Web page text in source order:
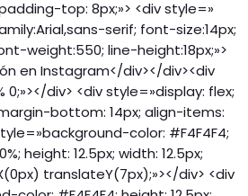
top: 8px;»> <div style=»
serif; font-size:14px;
weight:550; line-height:18px;»>
en Instagram</div></div><div
0;»></div> <div style=»display: flex;
bottom: 14px; align-items:
color: #F4F4F4;
height: 12.5px; width: 12.5px;
translateY(7px);»></div> <div